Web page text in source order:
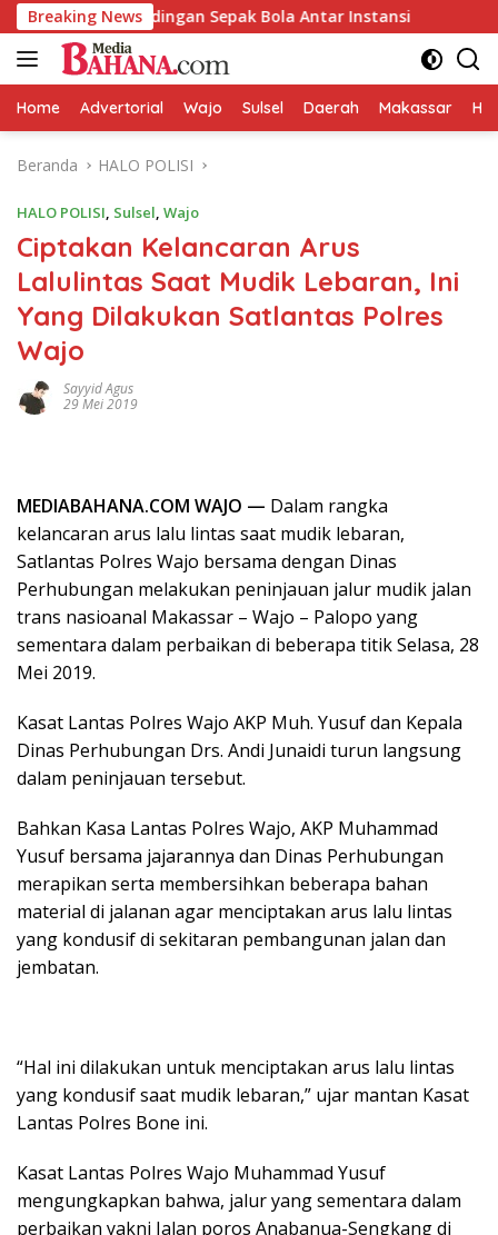
Langsung
ke
konten
Breaking News
Pertandingan Sepak Bola Antar Instansi LIRA Wajo
Home Advertorial Wajo Sulsel Daerah Makassar
Beranda HALO POLISI
HALO POLISI, Sulsel, Wajo
Ciptakan Kelancaran Arus
Lalulintas Saat Mudik Lebaran, Ini
Yang Dilakukan Satlantas Polres
Wajo
Sayyid Agus
29 Mei 2019
MEDIABAHANA.COM WAJO — Dalam rangka
kelancaran arus lalu lintas saat mudik lebaran,
Satlantas Polres Wajo bersama dengan Dinas
Perhubungan melakukan peninjauan jalur mudik jalan
trans nasioanal Makassar – Wajo – Palopo yang
sementara dalam perbaikan di beberapa titik Selasa, 28
Mei 2019.
Kasat Lantas Polres Wajo AKP Muh. Yusuf dan Kepala
Dinas Perhubungan Drs. Andi Junaidi turun langsung
dalam peninjauan tersebut.
Bahkan Kasa Lantas Polres Wajo, AKP Muhammad
Yusuf bersama jajarannya dan Dinas Perhubungan
merapikan serta membersihkan beberapa bahan
material di jalanan agar menciptakan arus lalu lintas
yang kondusif di sekitaran pembangunan jalan dan
jembatan.
“Hal ini dilakukan untuk menciptakan arus lalu lintas
yang kondusif saat mudik lebaran,” ujar mantan Kasat
Lantas Polres Bone ini.
Kasat Lantas Polres Wajo Muhammad Yusuf
mengungkapkan bahwa, jalur yang sementara dalam
perbaikan yakni Jalan poros Anabanua-Sengkang di